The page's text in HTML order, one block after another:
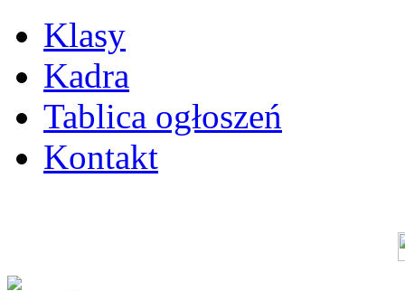
Klasy
Kadra
Tablica ogłoszeń
Kontakt